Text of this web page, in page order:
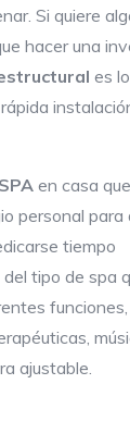
Si quiere
hacer una
es
SPA en casa
personal
tiempo
tipo de spa
ajustable.